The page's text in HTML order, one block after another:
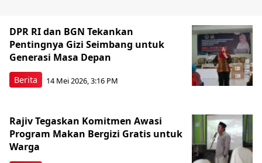
Berita
DPR RI dan BGN Tekankan
Pentingnya Gizi Seimbang untuk
Generasi Masa Depan
14 Mei 2026, 3:16 PM
Rajiv Tegaskan Komitmen Awasi
Program Makan Bergizi Gratis untuk
Warga